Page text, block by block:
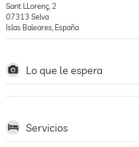
Sant LLorenç, 2
07313 Selva
Islas Baleares España
Lo que le espera
Servicios